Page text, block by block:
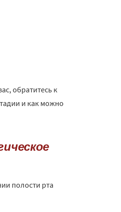
обратитесь к
и как можно
полости рта